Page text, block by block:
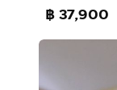
฿ 37,900